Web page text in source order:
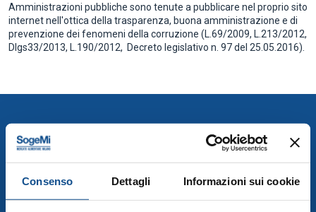
Consenso Dettagli Informazioni sui cookie
Amministrazioni pubbliche sono tenute a pubblicare nel proprio sito
internet nell'ottica della trasparenza, buona amministrazione e di
prevenzione dei fenomeni della corruzione (L.69/2009, L.213/2012,
Dlgs33/2013, L.190/2012, Decreto legislativo n. 97 del 25.05.2016).
Mercati Agroalimentari di SO.GE.M.I. Spa